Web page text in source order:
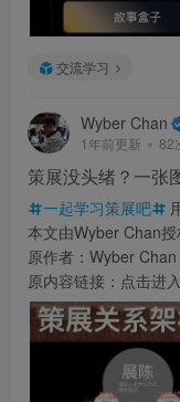
交流学习
Wyber Chan
1年前更新 82
策展没头绪？一张
一起学习策展吧
本文由Wyber Chan
原作者：Wyber Chan
原内容链接：点击进入